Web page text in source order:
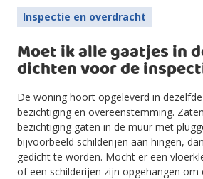
Inspectie en overdracht
Moet ik alle gaatjes in
dichten voor de
De woning hoort opgeleverd in
bezichtiging en overeenstemming.
bezichtiging gaten in de muur met
bijvoorbeeld schilderijen aan hingen,
gedicht te worden. Mocht er een
of een schilderijen zijn opgehangen om